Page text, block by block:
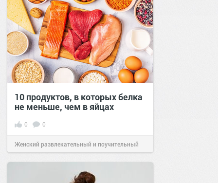
10 продуктов, в которых белка
не меньше, чем в яйцах
0 0
Женский развлекательный и поучительный
сайт.23:42Вчера